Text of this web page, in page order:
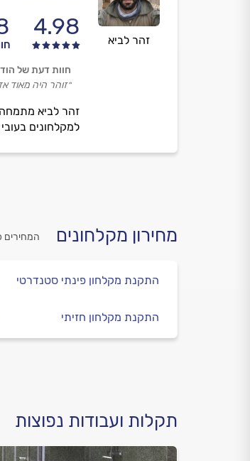
זהר לביא
4.98
זהר לביא
למקלחונים בעובי 8 מ'מ, מחיצות וזכוכית מעוצבת ומשלבת איכות, אמינות ושירות אדיב ללקוחות פרטיים, עסקיים ומוסדיים.
חוות דעת של
״זוהר היה מאוד
מחירון מקלחונים המחירים
התקנת מקלחון פינתי סטנדרטי
התקנת מקלחון חזיתי
תקלות ועבודות נפוצות